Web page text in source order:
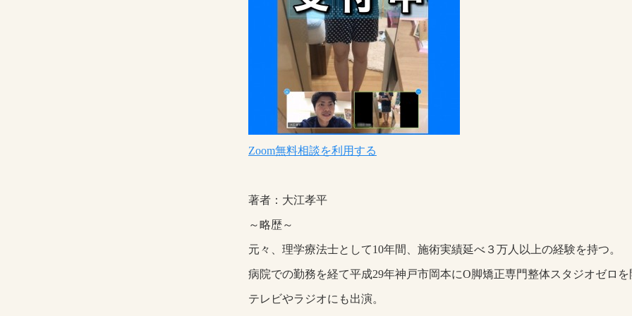
Zoom無料相談を利用する
著者：大江孝平
～略歴～
元々、理学療法士として10年間、施術実績延べ３万人以上の経験を持つ。
病院での勤務を経て平成29年神戸市岡本にO脚矯正専門整体スタジオゼロを
テレビやラジオにも出演。